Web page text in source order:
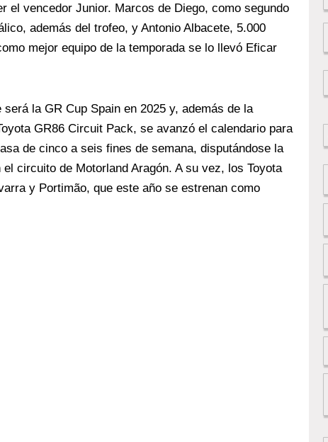
el vencedor Junior. Marcos de Diego, como segundo
además del trofeo, y Antonio Albacete, 5.000
mejor equipo de la temporada se lo llevó Eficar
la GR Cup Spain en 2025 y, además de la
GR86 Circuit Pack, se avanzó el calendario para
de cinco a seis fines de semana, disputándose la
circuito de Motorland Aragón. A su vez, los Toyota
y Portimão, que este año se estrenan como